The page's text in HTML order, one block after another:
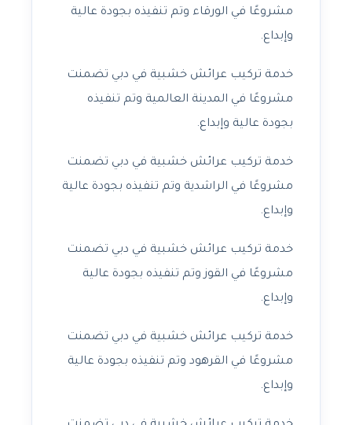
مشروعًا في الورقاء وتم تنفيذه بجودة عالية
وإبداع.
خدمة تركيب عرائش خشبية في دبي تضمنت
مشروعًا في المدينة العالمية وتم تنفيذه
بجودة عالية وإبداع.
خدمة تركيب عرائش خشبية في دبي تضمنت
مشروعًا في الراشدية وتم تنفيذه بجودة عالية
وإبداع.
خدمة تركيب عرائش خشبية في دبي تضمنت
مشروعًا في القوز وتم تنفيذه بجودة عالية
وإبداع.
خدمة تركيب عرائش خشبية في دبي تضمنت
مشروعًا في القرهود وتم تنفيذه بجودة عالية
وإبداع.